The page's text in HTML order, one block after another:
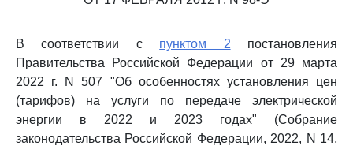
В соответствии с пунктом 2 постановления
Правительства Российской Федерации от 29 марта
2022 г. N 507 "Об особенностях установления цен
(тарифов) на услуги по передаче электрической
энергии в 2022 и 2023 годах" (Собрание
законодательства Российской Федерации, 2022, N 14,